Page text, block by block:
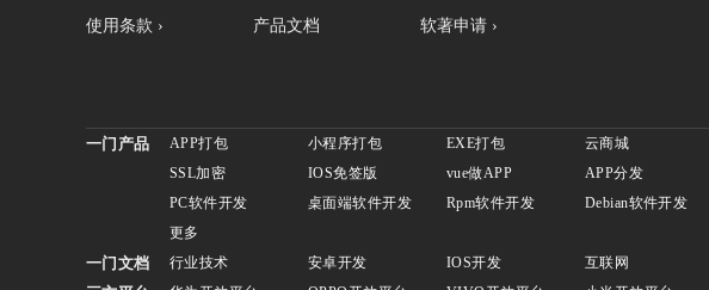
使用条款 ›
产品文档
软著申请 ›
一门产品 APP打包 小程序打包 EXE打包 云商城
SSL加密
IOS免签版 vue做APP APP分发
PC软件开发
桌面端软件开发 Rpm软件开发 Debian软件开发
更多
一门文档 行业技术 安卓开发 IOS开发 互联网